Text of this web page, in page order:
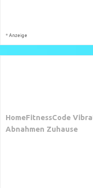
* Anzeige
HomeFitnessCode
Abnahmen Zuhause